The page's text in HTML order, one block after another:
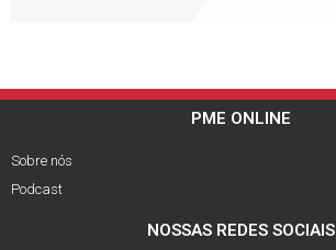
PME ONLINE
Sobre nós
Podcast
NOSSAS REDES SOCIAIS